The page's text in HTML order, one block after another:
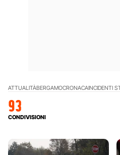
ATTUALITÀBERGAMOCRONACAINCIDENTI
93
CONDIVISIONI